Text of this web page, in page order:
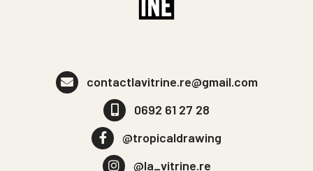
contactlavitrine.re@gmail.com
0692 61 27 28
@tropicaldrawing
@la_vitrine.re